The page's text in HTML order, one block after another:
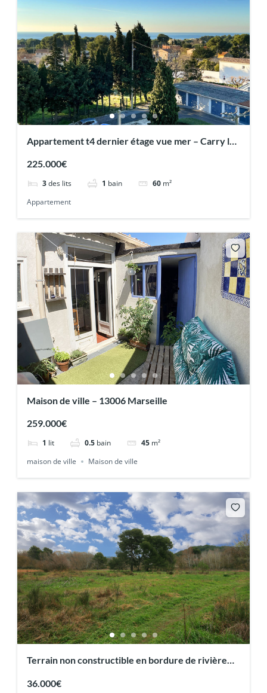
Appartement t4 dernier étage vue mer – Carry le
225.000€
3 des lits 1 bain 60 m²
Appartement
Maison de ville – 13006 Marseille
259.000€
1 lit 0.5 bain 45 m²
maison de ville
Maison de ville
Terrain non constructible en bordure de rivière
36.000€